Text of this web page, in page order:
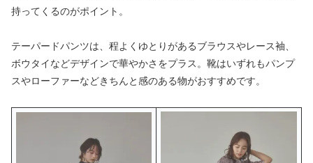
持ってくるのがポイント。
テーパードパンツは、程よくゆとりがあるブラウスやレース袖、
ボウタイなどデザインで華やかさをプラス。靴はいずれもパンプ
スやローファーなどきちんと感のある物がおすすめです。